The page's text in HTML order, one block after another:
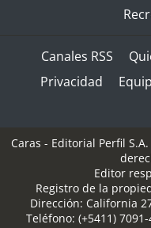
Canales RSS
Privacidad
Caras - Editorial Perfil S.A.
Editor
Registro de la
Dirección: California
Teléfono: (+5411) 7091-